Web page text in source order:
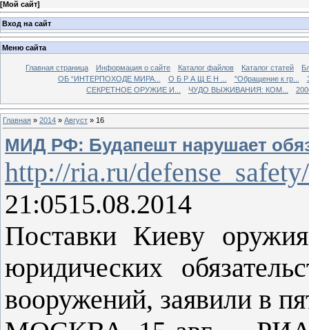
[Мой сайт]
Вход на сайт
Меню сайта
Главная страница Информация о сайте Каталог файлов Каталог статей
ОБ “ИНТЕРПОХОДЕ МИРА...
О Б Р А Щ Е Н ... "Обращение к гр...
СЕКРЕТНОЕ ОРУЖИЕ И...
ЧУДО ВЫЖИВАНИЯ: КОМ...
Главная » 2014 » Август » 16
МИД РФ: Будапешт нарушает
http://ria.ru/
21:0515.08.2014
Поставки Киеву
юридических
вооружений, заявили в